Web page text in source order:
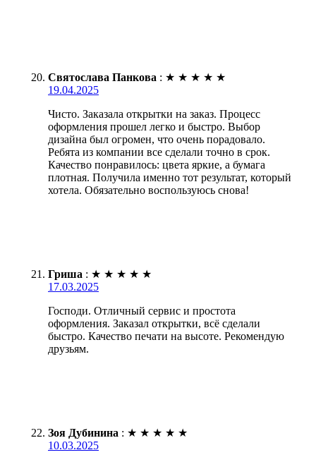
Святослава Панкова : ★ ★ ★ ★ ★
19.04.2025
Чисто. Заказала открытки на заказ. Процесс
оформления прошел легко и быстро. Выбор
дизайна был огромен, что очень порадовало.
Ребята из компании все сделали точно в срок.
Качество понравилось: цвета яркие, а бумага
плотная. Получила именно тот результат, который
хотела. Обязательно воспользуюсь снова!
Гриша : ★ ★ ★ ★ ★
17.03.2025
Господи. Отличный сервис и простота
оформления. Заказал открытки, всё сделали
быстро. Качество печати на высоте. Рекомендую
друзьям.
Зоя Дубинина : ★ ★ ★ ★ ★
10.03.2025